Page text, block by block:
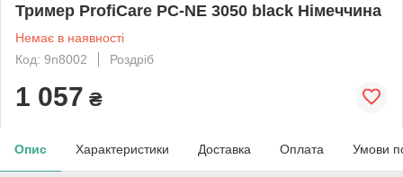
Тример ProfiCare PC-NE 3050 black Німеччина
Немає в наявності
Код: 9n8002
Роздріб
1 057 ₴
Опис Характеристики Доставка Оплата Умови